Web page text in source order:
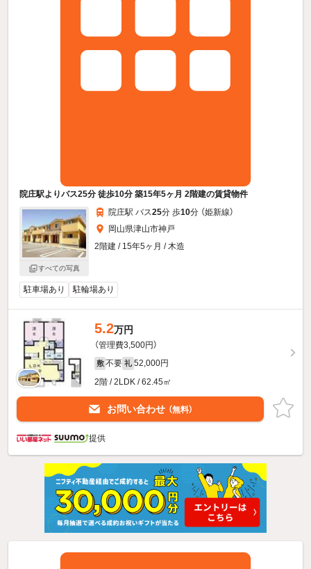
院庄駅よりバス25分 徒歩10分 築15年5ヶ月 2階建の賃貸物件
すべての写真
院庄駅 バス25分 歩10分 （姫新線）
岡山県津山市神戸
2階建 / 15年5ヶ月 / 木造
駐車場あり 駐輪場あり
5.2万円
（管理費3,500円）
敷 不要 礼 52,000円
2階 / 2LDK / 62.45㎡
お問い合わせ （無料）
提供